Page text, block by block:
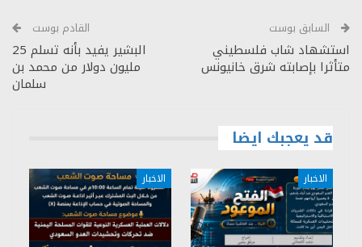
السابق بوست
استشهاد شاب فلسطيني
متأثرا بإصابته شرق خانيونس
القادم بوست
البشير يفيد بأنه تسلم 25
مليون دولار من محمد بن
سلمان
قد يعجبك ايضا
الاخبار الاخبار